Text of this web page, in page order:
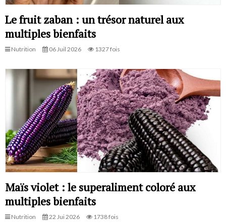
Le fruit zaban : un trésor naturel aux
multiples bienfaits
Nutrition 06 Juil 2026 1327 fois
Maïs violet : le superaliment coloré aux
multiples bienfaits
Nutrition 22 Jui 2026 1738 fois